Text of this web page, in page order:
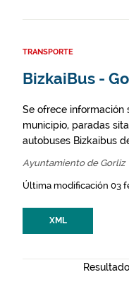
TRANSPORTE
BizkaiBus -
Se ofrece información
municipio, paradas
autobuses Bizkaibus
Ayuntamiento de Gorliz
Última modificación 03
XML